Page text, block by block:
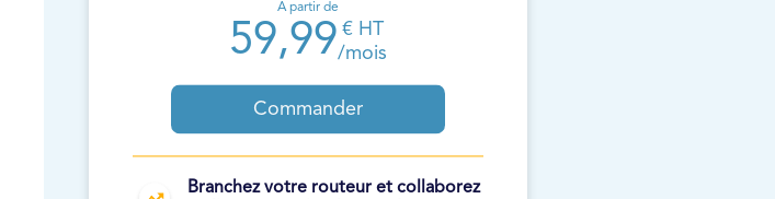
A partir de
59,99 € HT
/mois
Commander
Branchez votre routeur et collaborez